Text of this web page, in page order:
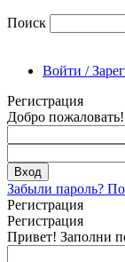
Поиск
Войти /
Регистрация
Добро
Забыли пароль?
Регистрация
Регистрация
Привет! Заполни